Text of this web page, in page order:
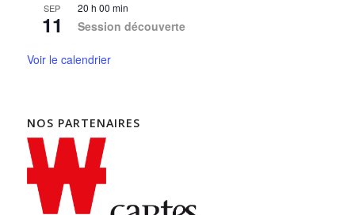
SEP
11
20 h 00 min
Session découverte
Voir le calendrier
NOS PARTENAIRES